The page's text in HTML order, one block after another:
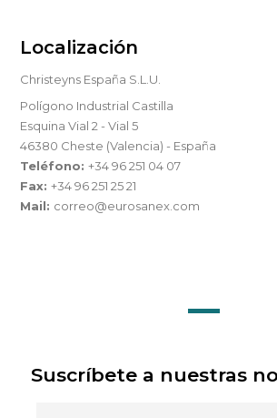
Localización
Christeyns España S.L.U.
Polígono Industrial Castilla
Esquina Vial 2 - Vial 5
46380 Cheste (Valencia) - España
Teléfono:+34 96 251 04 07
Fax:+34 96 251 25 21
Mail: correo@eurosanex.com
Suscríbete a nuestras